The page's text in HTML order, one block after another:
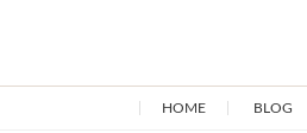
HOME BLOG